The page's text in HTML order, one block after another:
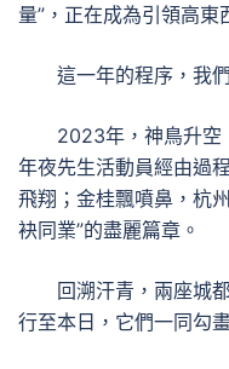
量”，正在成為引領高東
這一年的程序，我
2023年，神鳥升空
年夜先生活動員經由過
飛翔；金桂飄噴鼻，杭
袂同業”的盡麗篇章。
回溯汗青，兩座城
行至本日，它們一同勾